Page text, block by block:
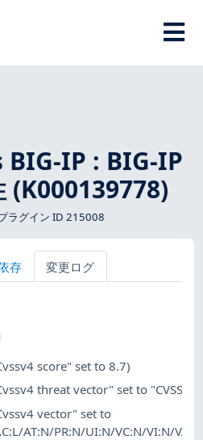
IP : BIG-IP
(K000139778)
ラグイン ID 215008
存 変更ログ
score" set to 8.7)
threat vector" set to
vector" set to
AT:N/PR:N/UI:N/VC:N/VI:N/